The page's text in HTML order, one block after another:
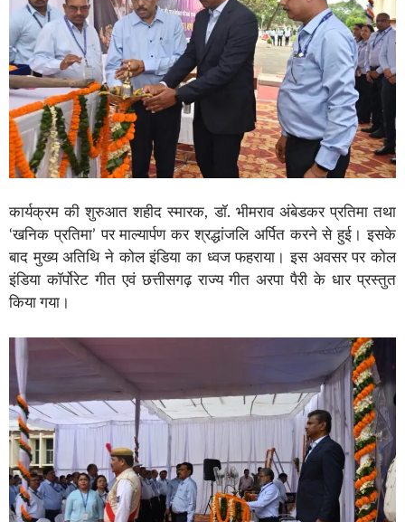
कार्यक्रम की शुरुआत शहीद स्मारक, डॉ. भीमराव अंबेडकर प्रतिमा तथा
‘खनिक प्रतिमा’ पर माल्यार्पण कर श्रद्धांजलि अर्पित करने से हुई। इसके
बाद मुख्य अतिथि ने कोल इंडिया का ध्वज फहराया। इस अवसर पर कोल
इंडिया कॉर्पोरेट गीत एवं छत्तीसगढ़ राज्य गीत अरपा पैरी के धार प्रस्तुत
किया गया।